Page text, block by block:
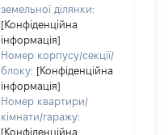
земельної ділянки:
[Конфіденційна
інформація]
Номер корпусу/секції/
блоку: [Конфіденційна
інформація]
Номер квартири/
кімнати/гаражу:
[Конфіденційна